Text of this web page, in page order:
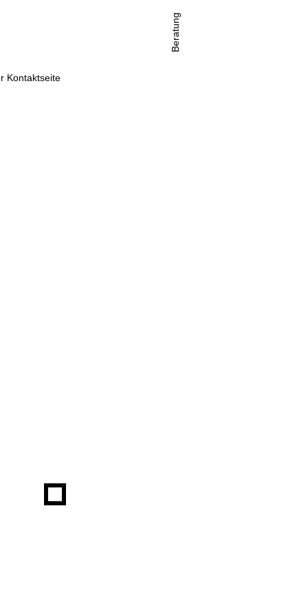
Kontaktseite
Beratung